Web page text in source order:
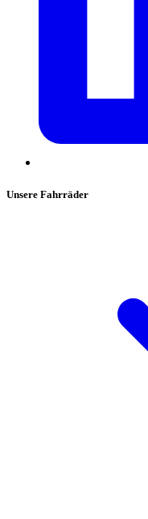
Unsere Fahrräder